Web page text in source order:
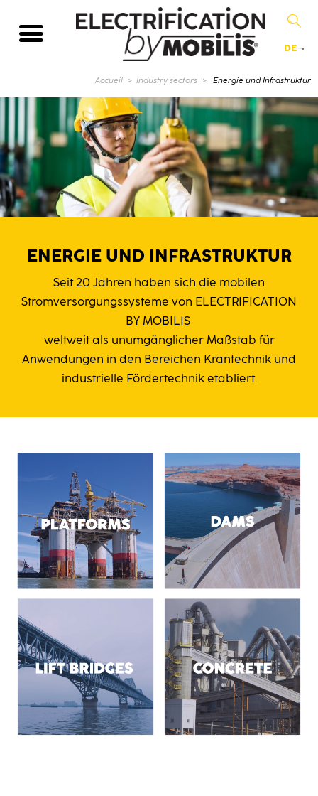
DE ¬
Accueil Industry sectors Aktuelle Seite :
Energie und Infrastruktur
ENERGIE UND INFRASTRUKTUR
Seit 20 Jahren haben sich die mobilen
Stromversorgungssysteme von ELECTRIFICATION
BY MOBILIS
weltweit als unumgänglicher Maßstab für
Anwendungen in den Bereichen Krantechnik und
industrielle Fördertechnik etabliert.